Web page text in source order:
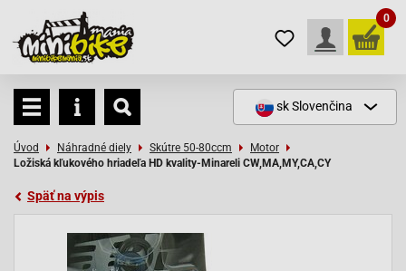
0
skSlovenčina
Úvod Náhradné diely Skútre 50-80ccm
Motor
Ložiská kľukového hriadeľa HD kvality-Minareli CW,MA,MY,CA,CY
Späť na výpis